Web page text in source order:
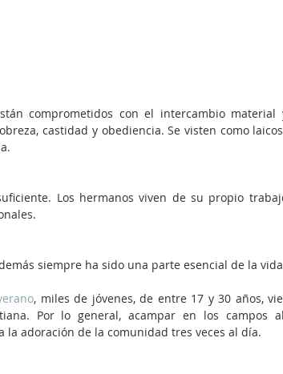
comprometidos con el intercambio
castidad y obediencia. Se visten como
Los hermanos viven de su propio
siempre ha sido una parte esencial de la
, miles de jóvenes, de entre 17 y 30 años,
Por lo general, acampar en los campos
la adoración de la comunidad tres veces al día.